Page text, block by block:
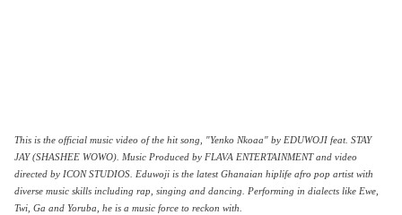
This is the official music video of the hit song, "Yenko Nkoaa" by EDUWOJI feat. STAY
JAY (SHASHEE WOWO). Music Produced by FLAVA ENTERTAINMENT and video
directed by ICON STUDIOS. Eduwoji is the latest Ghanaian hiplife afro pop artist with
diverse music skills including rap, singing and dancing. Performing in dialects like Ewe,
Twi, Ga and Yoruba, he is a music force to reckon with.